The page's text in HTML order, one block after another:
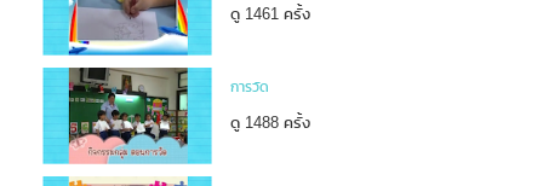
ดู 1461 ครั้ง
การวัด
ดู 1488 ครั้ง